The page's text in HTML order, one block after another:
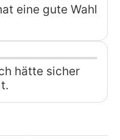
eine gute Wahl
hätte sicher